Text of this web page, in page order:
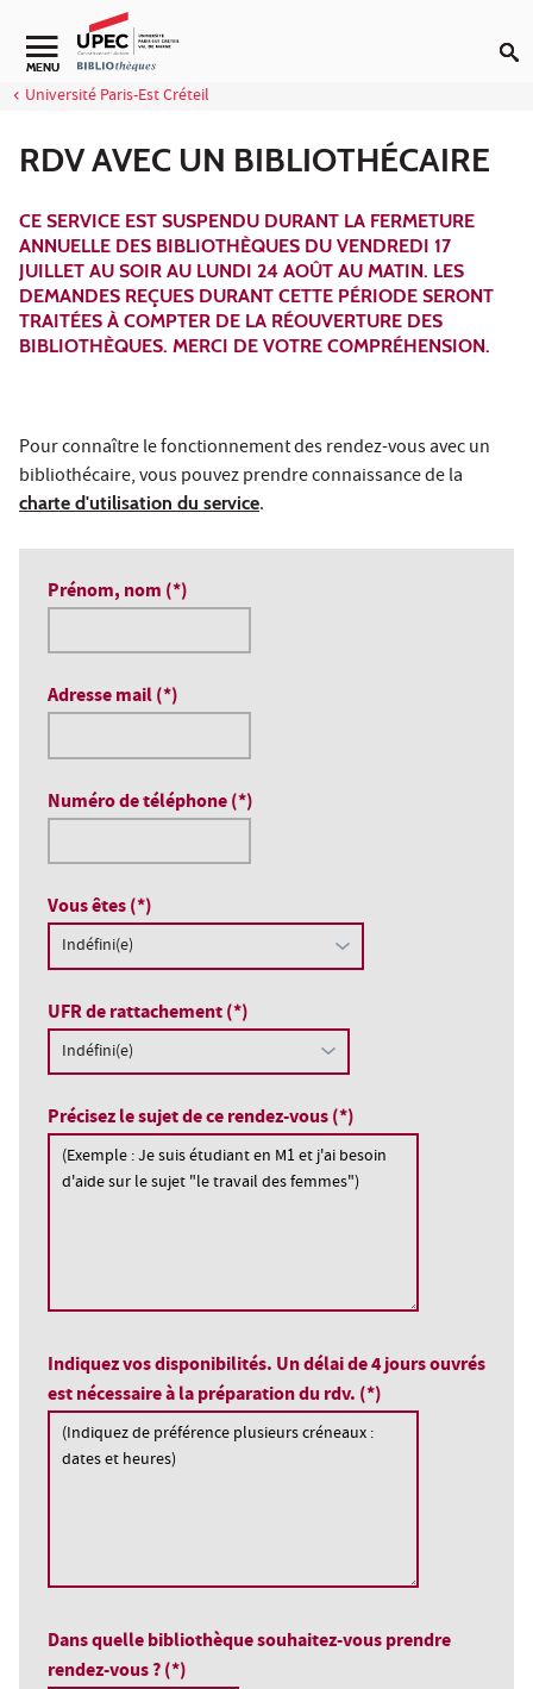
Aller au contenu
Navigation secondaire
MENU
Université Paris-Est Créteil
RDV AVEC UN BIBLIOTHÉCAIRE
CE SERVICE EST SUSPENDU DURANT LA FERMETURE
ANNUELLE DES BIBLIOTHÈQUES DU VENDREDI 17
JUILLET AU SOIR AU LUNDI 24 AOÛT AU MATIN. LES
DEMANDES REÇUES DURANT CETTE PÉRIODE SERONT
TRAITÉES À COMPTER DE LA RÉOUVERTURE DES
BIBLIOTHÈQUES. MERCI DE VOTRE COMPRÉHENSION.
Pour connaître le fonctionnement des rendez-vous avec un
bibliothécaire, vous pouvez prendre connaissance de la
charte d'utilisation du service.
Prénom, nom (*)
Adresse mail (*)
Numéro de téléphone (*)
Vous êtes (*)
UFR de rattachement (*)
Précisez le sujet de ce rendez-vous (*)
Indiquez vos disponibilités. Un délai de 4 jours ouvrés
est nécessaire à la préparation du rdv. (*)
Dans quelle bibliothèque souhaitez-vous prendre
rendez-vous ? (*)